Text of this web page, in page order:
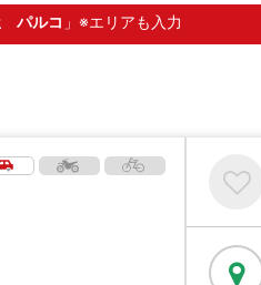
パルコ 」※エリアも入力